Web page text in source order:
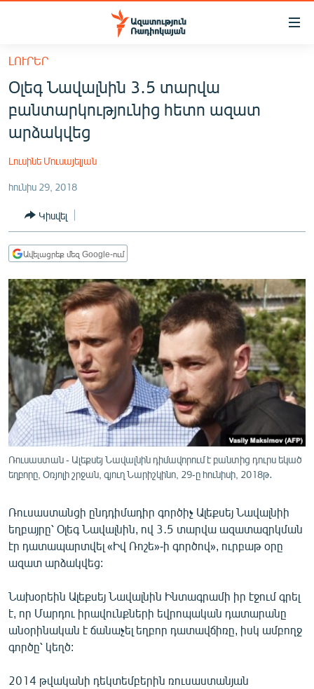
Մատչելիության
հիմնական
բովանդակությանը
Անցնել
հիմնական
մենյուին
ՀԱՅԱՍՏԱՆ
ՔԱՂԱՔԱԿԱՆ
ՏՆՏԵՍՈՒԹՅՈՒՆ
ՂԱՐԱԲԱՂ
ՏԱՐԱԾԱՇՐՋԱՆ
ՄԻՋԱԶԳԱՅԻՆ
ՄՇԱԿՈՒՅԹ
ՍՊՈՐՏ
ՄԵԿՆԱԲԱՆՈՒԹՅՈՒՆ
ՏՏ ԵՒ ԻՆՏԵՐՆԵՏ
ԱՐԽԻՎ
ԲԱՆԱՎԵՃ
ՁԳՏԵԼՈՎ ԼԱՎԱԳՈՒՅՆԻՆ
Հայերեն
English
ԼՈՒՐԵՐ
Օլեգ Նավալնին 3․5 տարվա
բանտարկությունից հետո ազատ
արձակվեց
Լուսինե Մուսայելյան
հունիս 29, 2018
Կիսվել
Ավելացրեք մեզ Google-ում
Ռուսաստան - Ալեքսեյ Նավալնին դիմավորում է բանտից դուրս եկած
եղբորը, Օռյոլի շրջան, գյուղ Նարիշկինո, 29-ը հունիսի, 2018թ․
Ռուսաստանցի ընդդիմադիր գործիչ Ալեքսեյ Նավալնիի
եղբայրը՝ Օլեգ Նավալնին, ով 3․5 տարվա ազատազրկման
էր դատապարտվել «Իվ Ռոշե»-ի գործով», ուրբաթ օրը
ազատ արձակվեց:
Նախօրեին Ալեքսեյ Նավալնին Ինտագրամի իր էջում գրել
է, որ Մարդու իրավունքների եվրոպական դատարանը
անօրինական է ճանաչել եղբոր դատավճիռը, իսկ ամբողջ
գործը՝ կեղծ:
2014 թվականի դեկտեմբերին ռուսաստանյան